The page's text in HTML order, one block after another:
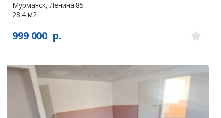
Мурманск, Ленина 85
28.4 м2
999 000 р.